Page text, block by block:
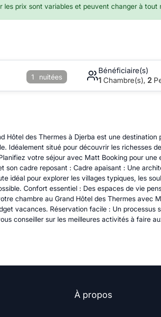
prix sont variables et peuvent changer à tout
1 nuitées
Bénéficiaire(s)
1Chambre(s), 2
Hôtel des Thermes à Djerba est une
Idéalement situé pour découvrir les richesses
votre séjour avec Matt Booking pour
son cadre reposant : Cadre apaisant : Une
idéal pour explorer les villages typiques, les
Confort essentiel : Des espaces de vie
chambre au Grand Hôtel des Thermes avec
vacances. Réservation facile : Un processus
conseiller sur les meilleures activités à faire
À propos